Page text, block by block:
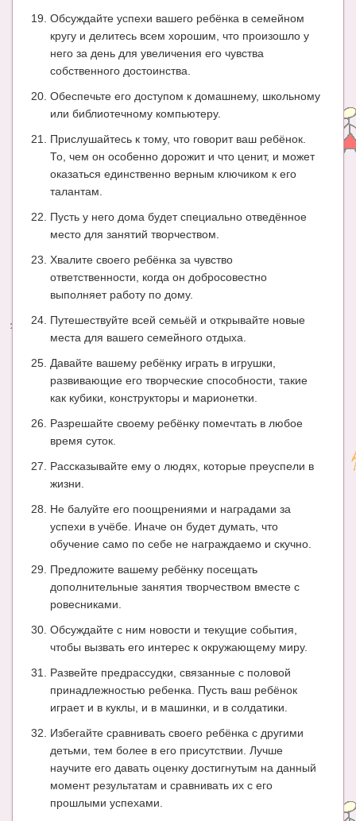
Обсуждайте успехи вашего ребёнка в семейном
кругу и делитесь всем хорошим, что произошло у
него за день для увеличения его чувства
собственного достоинства.
Обеспечьте его доступом к домашнему, школьному
или библиотечному компьютеру.
Прислушайтесь к тому, что говорит ваш ребёнок.
То, чем он особенно дорожит и что ценит, и может
оказаться единственно верным ключиком к его
талантам.
Пусть у него дома будет специально отведённое
место для занятий творчеством.
Хвалите своего ребёнка за чувство
ответственности, когда он добросовестно
выполняет работу по дому.
Путешествуйте всей семьёй и открывайте новые
места для вашего семейного отдыха.
Давайте вашему ребёнку играть в игрушки,
развивающие его творческие способности, такие
как кубики, конструкторы и марионетки.
Разрешайте своему ребёнку помечтать в любое
время суток.
Рассказывайте ему о людях, которые преуспели в
жизни.
Не балуйте его поощрениями и наградами за
успехи в учёбе. Иначе он будет думать, что
обучение само по себе не награждаемо и скучно.
Предложите вашему ребёнку посещать
дополнительные занятия творчеством вместе с
ровесниками.
Обсуждайте с ним новости и текущие события,
чтобы вызвать его интерес к окружающему миру.
Развейте предрассудки, связанные с половой
принадлежностью ребенка. Пусть ваш ребёнок
играет и в куклы, и в машинки, и в солдатики.
Избегайте сравнивать своего ребёнка с другими
детьми, тем более в его присутствии. Лучше
научите его давать оценку достигнутым на данный
момент результатам и сравнивать их с его
прошлыми успехами.